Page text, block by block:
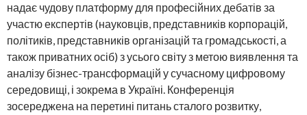
надає чудову платформу для професійних дебатів за
участю експертів (науковців, представників корпорацій,
політиків, представників організацій та громадськості, а
також приватних осіб) з усього світу з метою виявлення та
аналізу бізнес-трансформацій у сучасному цифровому
середовищі, і зокрема в Україні. Конференція
зосереджена на перетині питань сталого розвитку,